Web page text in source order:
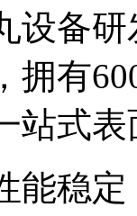
设备
拥有
站式
能稳